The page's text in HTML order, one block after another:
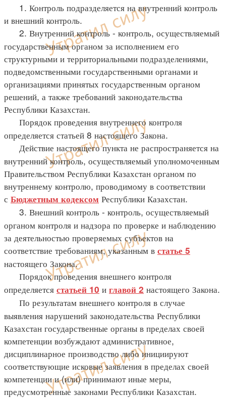
1. Контроль подразделяется на внутренний контроль
и внешний контроль.
2. Внутренний контроль - контроль, осуществляемый
государственным органом за исполнением его
структурными и территориальными подразделениями,
подведомственными государственными органами и
организациями принятых государственным органом
решений, а также требований законодательства
Республики Казахстан.
Порядок проведения внутреннего контроля
определяется статьей 8 настоящего Закона.
Действие настоящего пункта не распространяется на
внутренний контроль, осуществляемый уполномоченным
Правительством Республики Казахстан органом по
внутреннему контролю, проводимому в соответствии
с Бюджетным кодексом Республики Казахстан.
3. Внешний контроль - контроль, осуществляемый
органом контроля и надзора по проверке и наблюдению
за деятельностью проверяемых субъектов на
соответствие требованиям, указанным в статье 5
настоящего Закона.
Порядок проведения внешнего контроля
определяется статьей 10 и главой 2 настоящего Закона.
По результатам внешнего контроля в случае
выявления нарушений законодательства Республики
Казахстан государственные органы в пределах своей
компетенции возбуждают административное,
дисциплинарное производство либо инициируют
соответствующие исковые заявления в пределах своей
компетенции и (или) принимают иные меры,
предусмотренные законами Республики Казахстан.